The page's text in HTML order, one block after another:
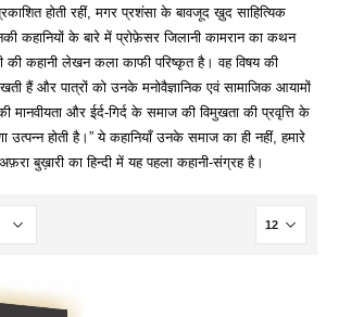
होती रहीं, मगर प्रशंसा के बावजूद ख़ुद साहित्यिक
कहानियों के बारे में प्रोफ़ेसर जिलानी कामरान का कथन
की कहानी लेखन कला काफी परिष्कृत है। वह विषय की
हैं और पात्रों को उनके मनोवैज्ञानिक एवं सामाजिक आयामों
मानवीयता और ईर्द-गिर्द के समाज की विमुखता की प्रवृत्ति के
होती है।” ये कहानियाँ उनके समाज का ही नहीं, हमारे
बुख़ारी का हिन्दी में यह पहला कहानी-संग्रह है।